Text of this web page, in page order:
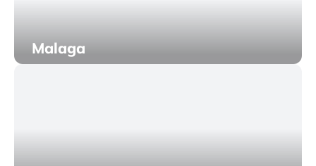
Malaga